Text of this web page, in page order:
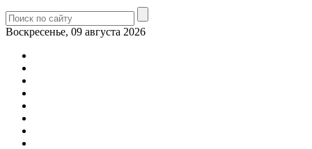
Воскресенье, 09 августа 2026